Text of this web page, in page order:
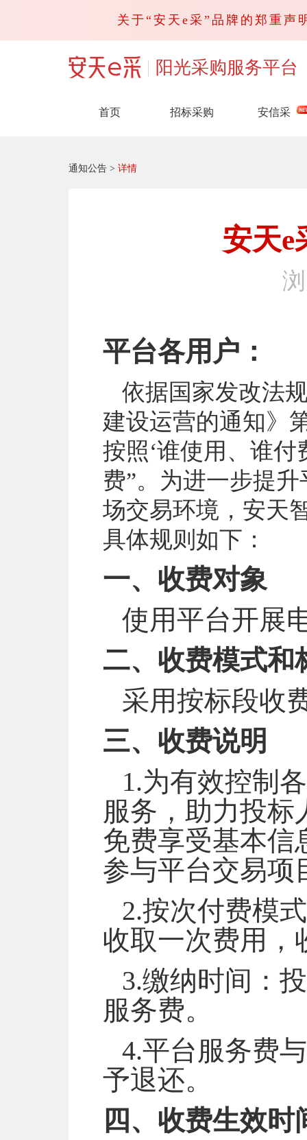
关于“安天e采”品牌的郑重
阳光采购服务平台
首页 招标采购 安信采
通知公告 > 详情
安天e
平台各用户：
依据国家发改法
建设运营的通知》
按照‘谁使用、谁
费”。 为进一步提
场交易环境，安天
具体规则如下：
一、收费对象
使用平台开展
二、 收费模式和
采用按标段收
三、收费说明
1.为有效控制
服务，助力投标
免费享受基本信
参与平台交易项
2.按次付费模
收取一次费用，
3.缴纳时间：
服务费。
4.平台服务费
予退还。
四、收费生效时